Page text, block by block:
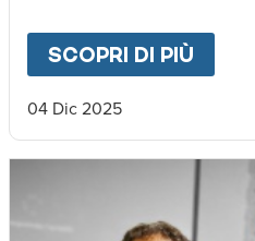
SCOPRI DI PIÙ
04 Dic 2025